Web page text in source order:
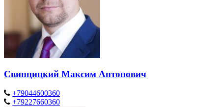
Свинцицкий Максим Антонович
+79044600360
+79227660360